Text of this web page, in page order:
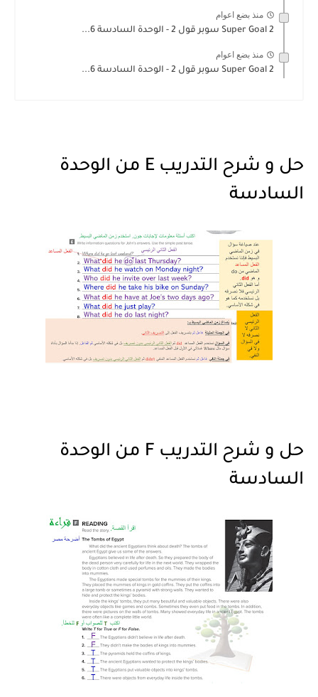
منذ بضع اعوام
Super Goal 2 سوبر قول 2 - الوحدة السادسة 6...
منذ بضع اعوام
Super Goal 2 سوبر قول 2 - الوحدة السادسة 6...
حل و شرح التدريب E من الوحدة
السادسة
حل و شرح التدريب F من الوحدة
السادسة